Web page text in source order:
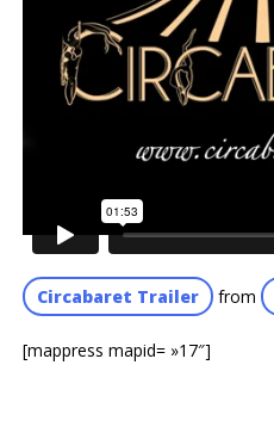
Circabaret Trailer from
[mappress mapid= »17″]